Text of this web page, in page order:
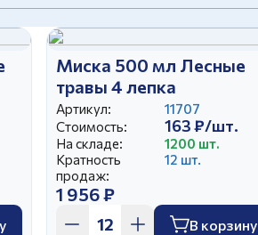
Миска 500 мл Лесные
травы 4 лепка
Артикул:
11707
Стоимость:
163 ₽/шт.
На складе:
1200 шт.
Кратность
продаж:
12 шт.
1 956 ₽
В корзину